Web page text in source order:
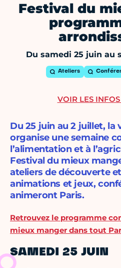
Festival du
Du samedi 25 juin au
Ateliers
Du 25 juin au 2 juillet, la
organise une semaine
l’alimentation et à
Festival du mieux
ateliers de découverte
animations et jeux,
animeront Paris.
Retrouvez le programme
mieux manger dans tout
SAMEDI 25 JUIN
VOIR LES